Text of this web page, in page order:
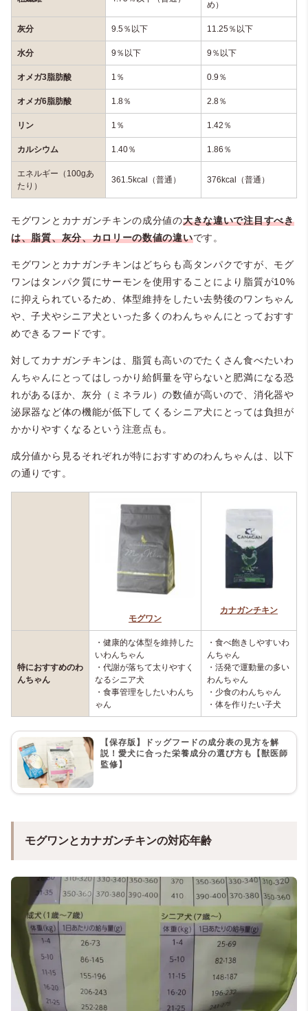
め）
灰分 9.5％以下 11.25％以下
水分 9％以下 9％以下
オメガ3脂肪酸 1％ 0.9％
オメガ6脂肪酸 1.8％ 2.8％
リン 1％ 1.42％
カルシウム 1.40％ 1.86％
エネルギー（100gあ
たり）
361.5kcal（普通） 376kcal（普通）
モグワンとカナガンチキンの成分値の大きな違いで注目すべき
は、脂質、灰分、カロリーの数値の違いです。
モグワンとカナガンチキンはどちらも高タンパクですが、モグ
ワンはタンパク質にサーモンを使用することにより脂質が10%
に抑えられているため、体型維持をしたい去勢後のワンちゃん
や、子犬やシニア犬といった多くのわんちゃんにとっておすす
めできるフードです。
対してカナガンチキンは、脂質も高いのでたくさん食べたいわ
んちゃんにとってはしっかり給餌量を守らないと肥満になる恐
れがあるほか、灰分（ミネラル）の数値が高いので、消化器や
泌尿器など体の機能が低下してくるシニア犬にとっては負担が
かかりやすくなるという注意点も。
成分値から見るそれぞれが特におすすめのわんちゃんは、以下
の通りです。
モグワン
カナガンチキン
特におすすめのわ
んちゃん
・健康的な体型を維持した
いわんちゃん
・代謝が落ちて太りやすく
なるシニア犬
・食事管理をしたいわんち
ゃん
・食べ飽きしやすいわ
んちゃん
・活発で運動量の多い
わんちゃん
・少食のわんちゃん
・体を作りたい子犬
【保存版】ドッグフードの成分表の見方を解
説！愛犬に合った栄養成分の選び方も【獣医師
監修】
モグワンとカナガンチキンの対応年齢